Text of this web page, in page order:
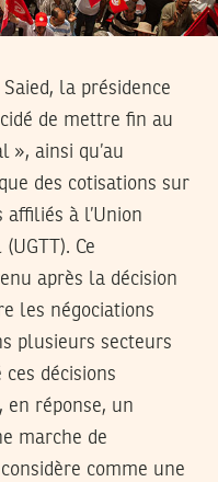
de mettre fin au
», ainsi qu’au
des cotisations sur
à l’Union
Ce
après la décision
les négociations
plusieurs secteurs
ces décisions
en réponse, un
marche de
comme une